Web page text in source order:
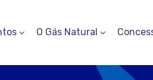
O Gás Natural